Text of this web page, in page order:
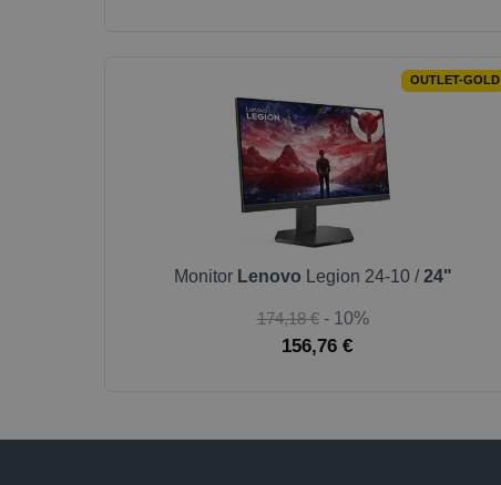
OUTLET-GOLD
Monitor Lenovo Legion 24-10 /24"
174,18 € - 10%
156,76 €